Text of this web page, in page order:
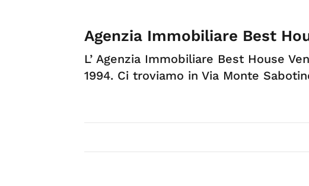
Agenzia Immobiliare Best
L’ Agenzia Immobiliare Best House
1994. Ci troviamo in Via Monte